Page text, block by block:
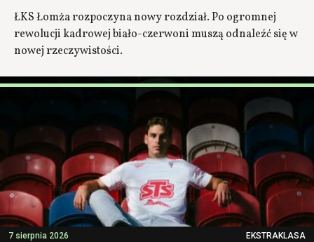
ŁKS Łomża rozpoczyna nowy rozdział. Po ogromnej
rewolucji kadrowej biało-czerwoni muszą odnaleźć się w
nowej rzeczywistości.
7 sierpnia 2026 EKSTRAKLASA